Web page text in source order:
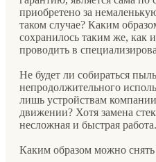
приобретено за
таком случае? Каким
сохранилось таким же, как
проводить в
Не будет ли собираться
непродолжительного
лишь устройствам
движении? Хотя замена
несложная и быстрая работа.
Каким образом можно снять